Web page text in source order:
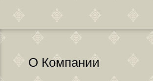
О Компании